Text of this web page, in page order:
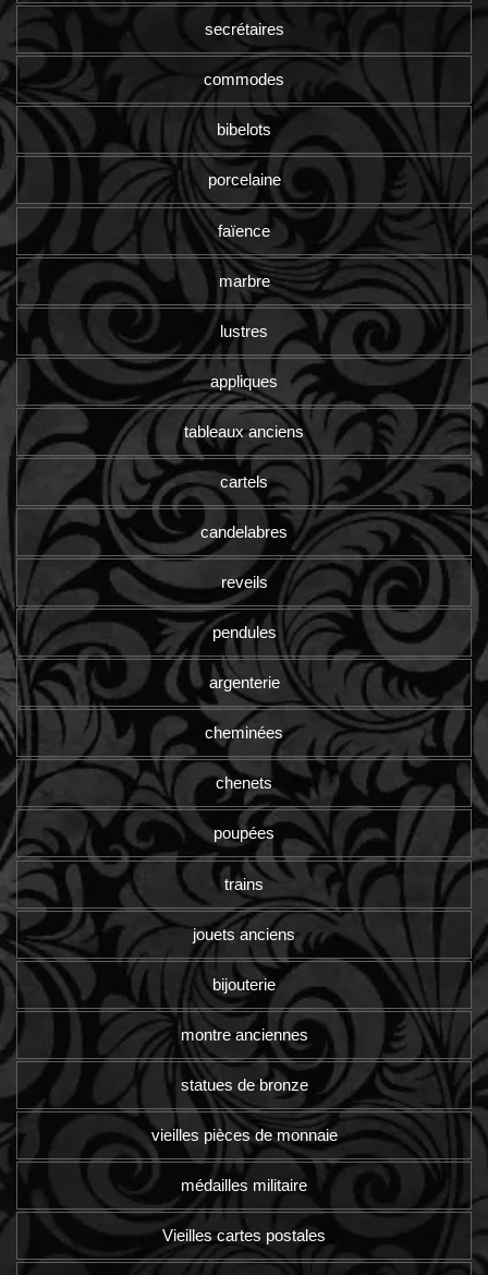
secrétaires
commodes
bibelots
porcelaine
faïence
marbre
lustres
appliques
tableaux anciens
cartels
candelabres
reveils
pendules
argenterie
cheminées
chenets
poupées
trains
jouets anciens
bijouterie
montre anciennes
statues de bronze
vieilles pièces de monnaie
médailles militaire
Vieilles cartes postales